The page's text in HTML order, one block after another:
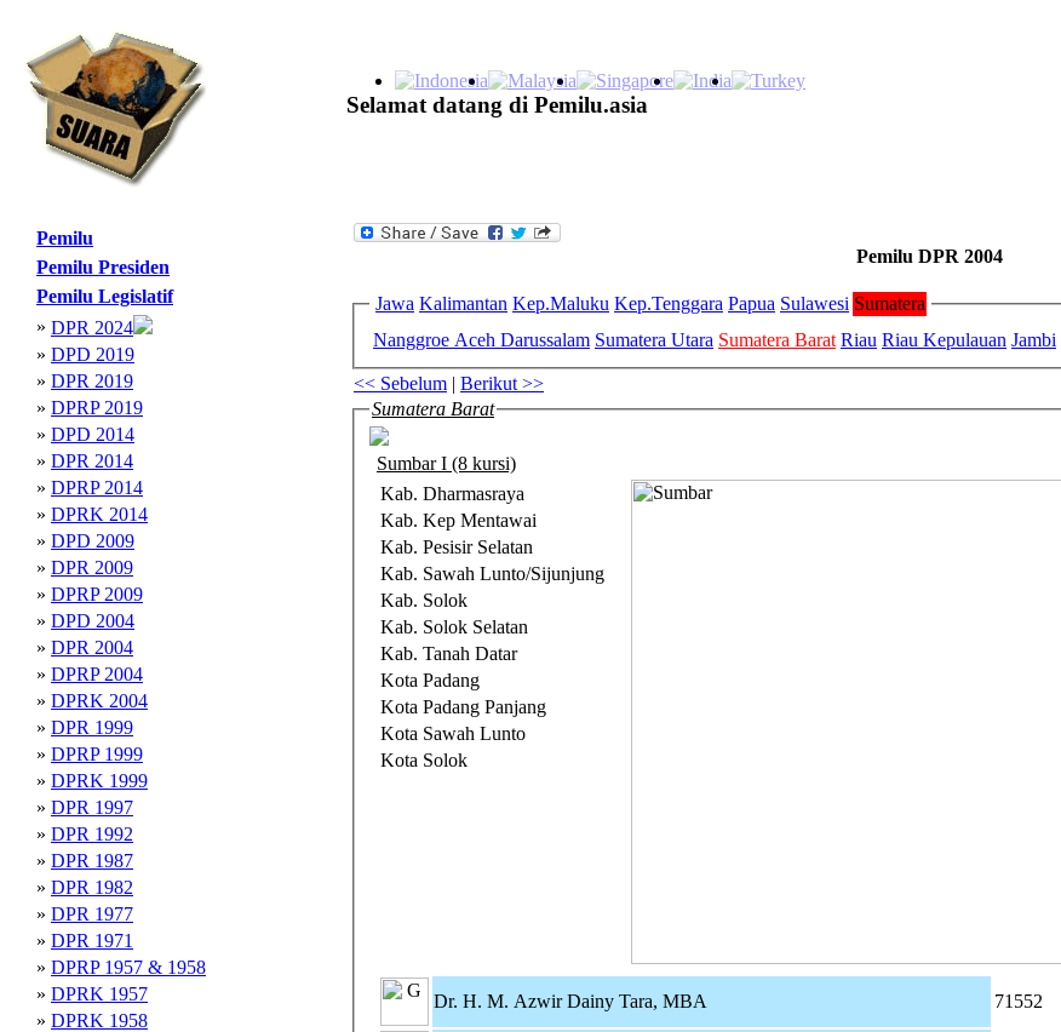
Selamat datang di Pemilu.asia
Pemilu
Pemilu Presiden
Pemilu Legislatif
» DPR 2024
» DPD 2019
» DPR 2019
» DPRP 2019
» DPD 2014
» DPR 2014
» DPRP 2014
» DPRK 2014
» DPD 2009
» DPR 2009
» DPRP 2009
» DPD 2004
» DPR 2004
» DPRP 2004
» DPRK 2004
» DPR 1999
» DPRP 1999
» DPRK 1999
» DPR 1997
» DPR 1992
» DPR 1987
» DPR 1982
» DPR 1977
» DPR 1971
» DPRP 1957 & 1958
» DPRK 1957
» DPRK 1958
Pemilu DPR 2004
Jawa Kalimantan Kep.Maluku Kep.Tenggara Papua Sulawesi Sumatera
Nanggroe Aceh Darussalam Sumatera Utara Sumatera Barat Riau Riau Kepulauan Jambi
<< Sebelum | Berikut >>
Sumatera Barat
Sumbar I (8 kursi)
Kab. Dharmasraya
Kab. Kep Mentawai
Kab. Pesisir Selatan
Kab. Sawah Lunto/Sijunjung
Kab. Solok
Kab. Solok Selatan
Kab. Tanah Datar
Kota Padang
Kota Padang Panjang
Kota Sawah Lunto
Kota Solok
Dr. H. M. Azwir Dainy Tara, MBA 71552